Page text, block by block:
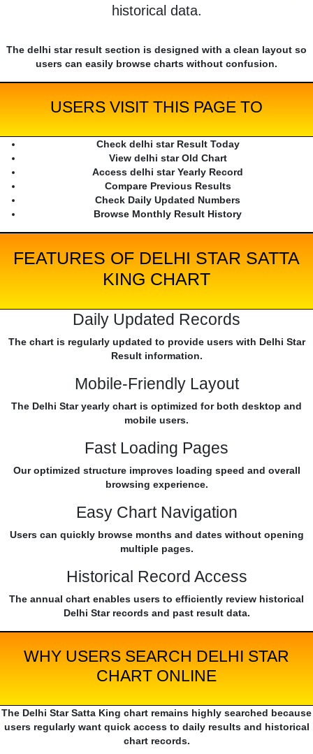
historical data.
The delhi star result section is designed with a clean layout so
users can easily browse charts without confusion.
USERS VISIT THIS PAGE TO
Check delhi star Result Today
View delhi star Old Chart
Access delhi star Yearly Record
Compare Previous Results
Check Daily Updated Numbers
Browse Monthly Result History
FEATURES OF DELHI STAR SATTA
KING CHART
Daily Updated Records
The chart is regularly updated to provide users with Delhi Star
Result information.
Mobile-Friendly Layout
The Delhi Star yearly chart is optimized for both desktop and
mobile users.
Fast Loading Pages
Our optimized structure improves loading speed and overall
browsing experience.
Easy Chart Navigation
Users can quickly browse months and dates without opening
multiple pages.
Historical Record Access
The annual chart enables users to efficiently review historical
Delhi Star records and past result data.
WHY USERS SEARCH DELHI STAR
CHART ONLINE
The Delhi Star Satta King chart remains highly searched because
users regularly want quick access to daily results and historical
chart records.